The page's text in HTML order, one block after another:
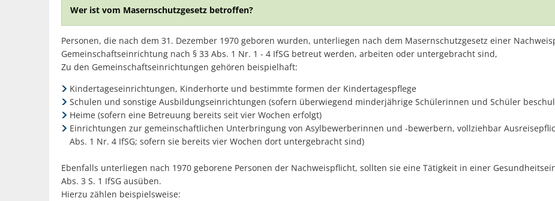
Wer ist vom Masernschutzgesetz betroffen?
Personen, die nach dem 31. Dezember 1970 geboren wurden, unterliegen nach dem Masernschutzgesetz einer
Gemeinschaftseinrichtung nach § 33 Abs. 1 Nr. 1 - 4 IfSG betreut werden, arbeiten oder untergebracht sind,
Zu den Gemeinschaftseinrichtungen gehören beispielhaft:
Kindertageseinrichtungen, Kinderhorte und bestimmte formen der Kindertagespflege
Schulen und sonstige Ausbildungseinrichtungen (sofern überwiegend minderjährige Schülerinnen und Schüler
Heime (sofern eine Betreuung bereits seit vier Wochen erfolgt)
Einrichtungen zur gemeinschaftlichen Unterbringung von Asylbewerberinnen und -bewerbern, vollziehbar
Abs. 1 Nr. 4 IfSG; sofern sie bereits vier Wochen dort untergebracht sind)
Ebenfalls unterliegen nach 1970 geborene Personen der Nachweispflicht, sollten sie eine Tätigkeit in einer
Abs. 3 S. 1 IfSG ausüben.
Hierzu zählen beispielsweise: